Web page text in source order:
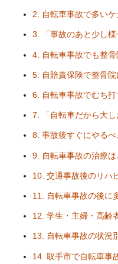
2. 自転車事故で多い
3. 「事故のあと少し
4. 自転車事故でも整骨
5. 自賠責保険で整骨
6. 自転車事故でむち
7. 「自転車だから大
8. 事故後すぐにやる
9. 自転車事故の治療
10. 交通事故後のリハ
11. 自転車事故の後に
12. 学生・主婦・高齢
13. 自転車事故の状況
14. 取手市で自転車事